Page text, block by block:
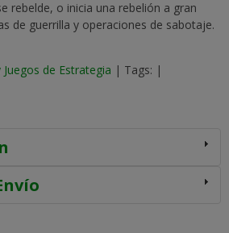
rebelde, o inicia una rebelión a gran
de guerrilla y operaciones de sabotaje.
de Estrategia | Tags: |